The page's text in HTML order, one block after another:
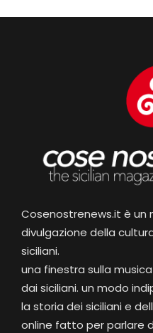
Cosenostrenews.it è un
divulgazione della
siciliani.
una finestra sulla
dai siciliani. un modo
la storia dei siciliani e
online fatto per parlare